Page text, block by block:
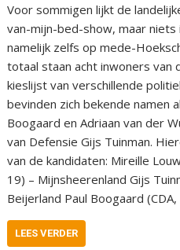
Voor sommigen lijkt de
van-mijn-bed-show, maar
namelijk zelfs op mede-
totaal staan acht inwoners van
kieslijst van verschillende
bevinden zich bekende namen
Boogaard en Adriaan van der
van Defensie Gijs Tuinman.
van de kandidaten: Mireille
19) – Mijnsheerenland Gijs
Beijerland Paul Boogaard
LEES VERDER